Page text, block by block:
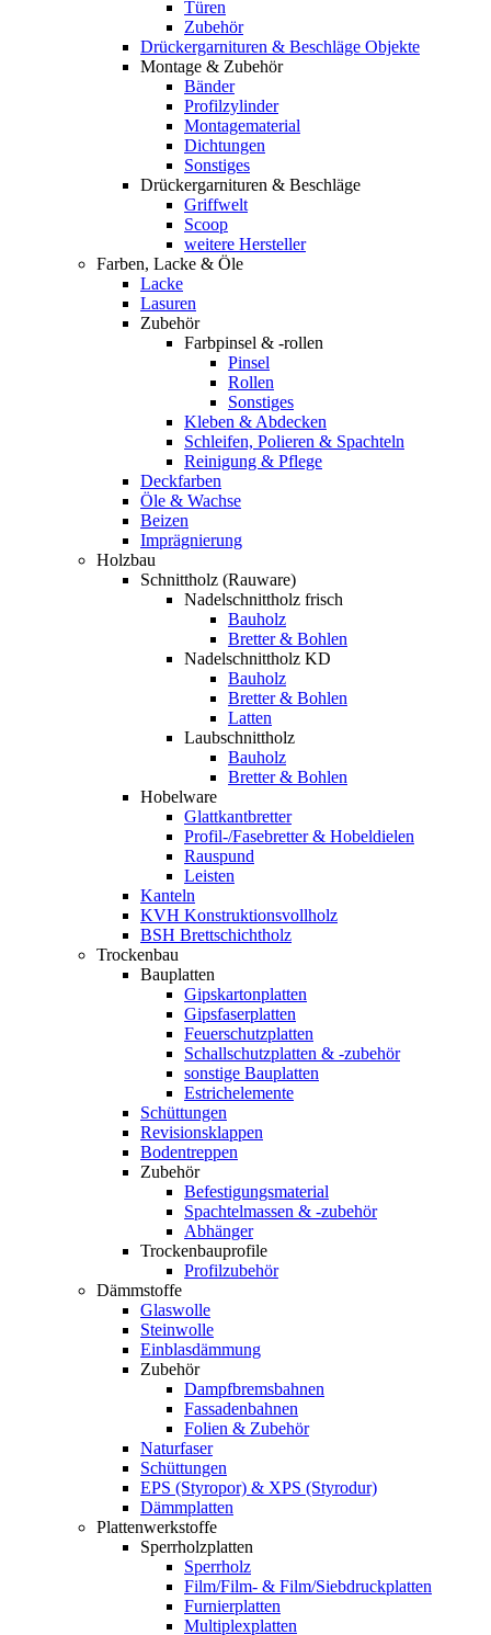
Türen
Zubehör
Drückergarnituren & Beschläge Objekte
Montage & Zubehör
Bänder
Profilzylinder
Montagematerial
Dichtungen
Sonstiges
Drückergarnituren & Beschläge
Griffwelt
Scoop
weitere Hersteller
Farben, Lacke & Öle
Lacke
Lasuren
Zubehör
Farbpinsel & -rollen
Pinsel
Rollen
Sonstiges
Kleben & Abdecken
Schleifen, Polieren & Spachteln
Reinigung & Pflege
Deckfarben
Öle & Wachse
Beizen
Imprägnierung
Holzbau
Schnittholz (Rauware)
Nadelschnittholz frisch
Bauholz
Bretter & Bohlen
Nadelschnittholz KD
Bauholz
Bretter & Bohlen
Latten
Laubschnittholz
Bauholz
Bretter & Bohlen
Hobelware
Glattkantbretter
Profil-/Fasebretter & Hobeldielen
Rauspund
Leisten
Kanteln
KVH Konstruktionsvollholz
BSH Brettschichtholz
Trockenbau
Bauplatten
Gipskartonplatten
Gipsfaserplatten
Feuerschutzplatten
Schallschutzplatten & -zubehör
sonstige Bauplatten
Estrichelemente
Schüttungen
Revisionsklappen
Bodentreppen
Zubehör
Befestigungsmaterial
Spachtelmassen & -zubehör
Abhänger
Trockenbauprofile
Profilzubehör
Dämmstoffe
Glaswolle
Steinwolle
Einblasdämmung
Zubehör
Dampfbremsbahnen
Fassadenbahnen
Folien & Zubehör
Naturfaser
Schüttungen
EPS (Styropor) & XPS (Styrodur)
Dämmplatten
Plattenwerkstoffe
Sperrholzplatten
Sperrholz
Film/Film- & Film/Siebdruckplatten
Furnierplatten
Multiplexplatten